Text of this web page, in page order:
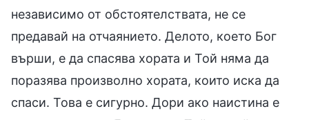
независимо от обстоятелствата, не се
предавай на отчаянието. Делото, което Бог
върши, е да спасява хората и Той няма да
поразява произволно хората, които иска да
спаси. Това е сигурно. Дори ако наистина е